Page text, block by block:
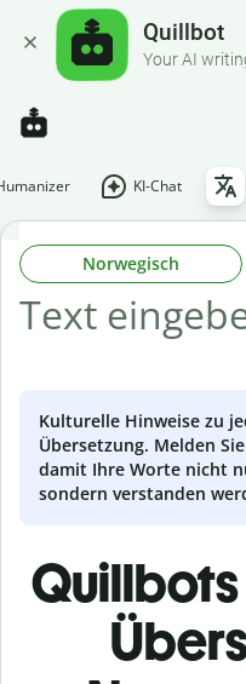
Quillbot
Your AI
KI-Chat
Norwegisch
Kulturelle Hinweise zu
Übersetzung. Melden
damit Ihre Worte nicht
sondern verstanden